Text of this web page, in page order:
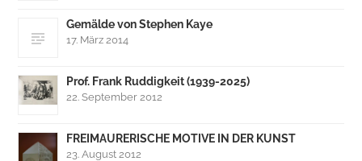
Gemälde von Stephen Kaye
17. März 2014
Prof. Frank Ruddigkeit (1939-2025)
22. September 2012
FREIMAURERISCHE MOTIVE IN DER KUNST
23. August 2012